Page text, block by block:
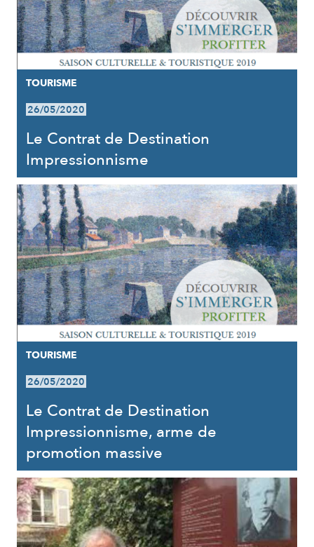
TOURISME
26/05/2020
Le Contrat de Destination
Impressionnisme
TOURISME
26/05/2020
Le Contrat de Destination
Impressionnisme, arme de
promotion massive